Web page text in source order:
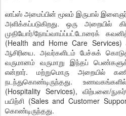
லாப்ஸ் அமைப்பின் மூலம் இருபால்
அளிக்கப்படுகிறது. ஒரு அறையில்
முதியோர்/நோய்வாய்ப்பட்டோரைக்
(Health and Home Care
ஆசிரியை. அவர்களிடம் பேச்சுக்
வருமானம் வருமாறு இந்தப்
என்றார். மற்றுமொரு அறையில்
நடந்துகொண்டிருந்தது.
(Hospitality Services), விற்பனை/
பயிற்சி (Sales and Customer
கொண்டிருந்தது.